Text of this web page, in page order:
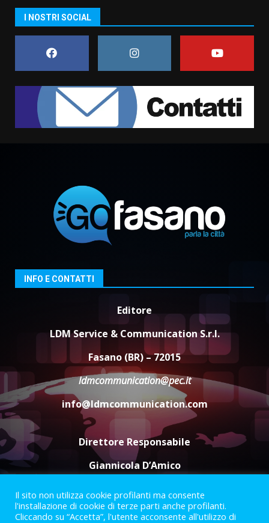
“I Contestatori: Musica di
Rivoluzione”: nuovo
7 Agosto 2026 06:05
1
proposta concreta di
abbattimento per i cittadini
fasanesi”
9 Agosto 2026 07:32
3
Serie D, l’Us Fasano non molla e
La Banda Città di Fasano apre
Savelletri
8 Agosto 2026 11:00
Savelletri in festa, domani sera
grande spettacolo con Uccio De
Santis
8 Agosto 2026 07:30
I NOSTRI SOCIAL
INFO E CONTATTI
Editore
LDM Service & Communication S.r.l.
Fasano (BR) – 72015
ldmcommunication@pec.it
info@ldmcommunication.com
Direttore Responsabile
Giannicola D’Amico
Termini e Condizioni
Privacy Policy
Informazioni Legali
Il sito non utilizza cookie profilanti ma consente
l'installazione di cookie di terze parti anche profilanti.
Cliccando su “Accetta”, l'utente acconsente all'utilizzo di